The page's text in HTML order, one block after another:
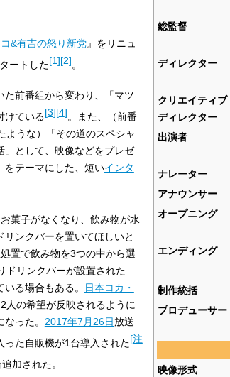
総監督
ディレクター
クリエイティブ
ディレクター
出演者
ナレーター
アナウンサー
オープニング
エンディング
制作統括
プロデューサー
映像形式
&有吉の怒り新党』をリニュ
ートした[1][2]。
た前番組から変わり、「マツ
けている[3][4]。また、（前番
ような）「その道のスペシャ
」として、映像などをプレゼ
をテーマにした、短いインタ
菓子がなくなり、飲み物が水
ンクバーを置いてほしいと
置で飲み物を3つの中から選
ドリンクバーが設置された
る場合もある。
日本コカ・
人の希望が反映されるように
った。 2017年7月26日放送
た自販機が1台導入された[注
加された。